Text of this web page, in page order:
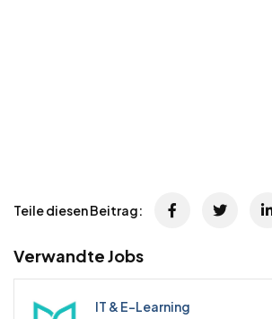
Teile diesen Beitrag:
Verwandte Jobs
IT & E-Learning